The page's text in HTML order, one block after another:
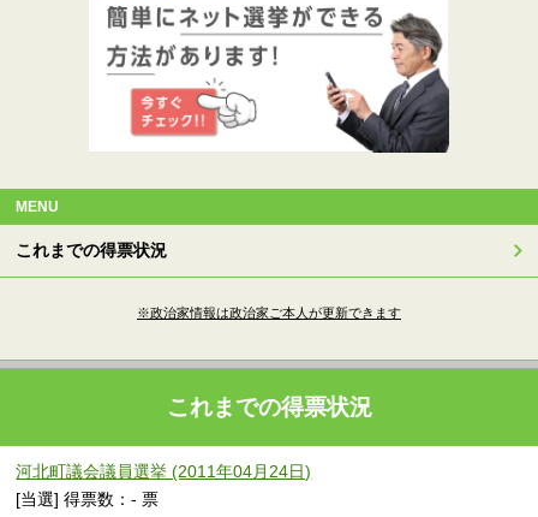
MENU
これまでの得票状況
※政治家情報は政治家ご本人が更新できます
これまでの得票状況
河北町議会議員選挙 (2011年04月24日)
[当選] 得票数：- 票